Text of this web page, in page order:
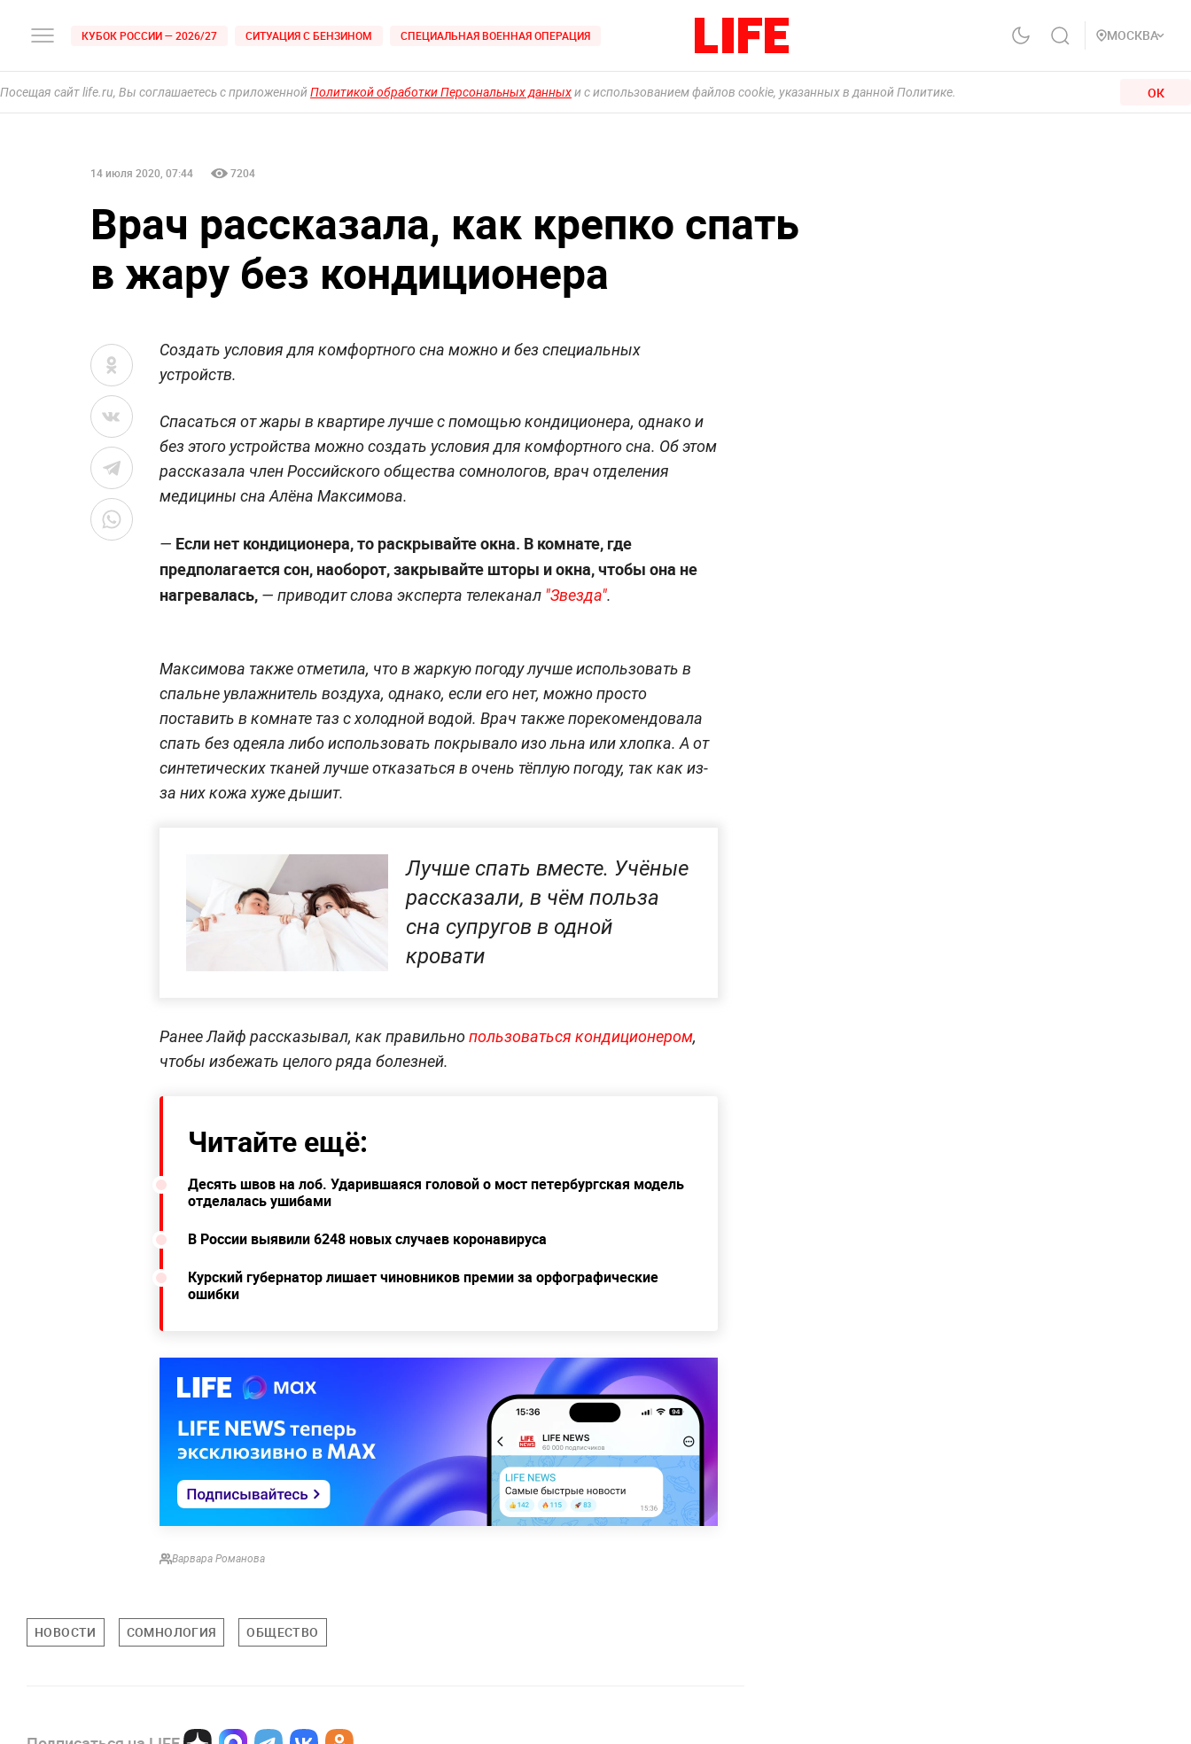
КУБОК РОССИИ — 2026/27 СИТУАЦИЯ С БЕНЗИНОМ СПЕЦИАЛЬНАЯ ВОЕННАЯ ОПЕРАЦИЯ МОСКВА
Посещая сайт life.ru, Вы соглашаетесь с приложеннойПолитикой обработки Персональных данныхи с использованием файлов cookie, указанных в данной Политике. ОК
14 июля 2020, 07:44 7204
Врач рассказала, как крепко спать
в жару без кондиционера
Создать условия для комфортного сна можно и без специальных
устройств.
Спасаться от жары в квартире лучше с помощью кондиционера, однако и
без этого устройства можно создать условия для комфортного сна. Об этом
рассказала член Российского общества сомнологов, врач отделения
медицины сна Алёна Максимова.
— Если нет кондиционера, то раскрывайте окна. В комнате, где
предполагается сон, наоборот, закрывайте шторы и окна, чтобы она не
нагревалась, — приводит слова эксперта телеканал "Звезда".
Максимова также отметила, что в жаркую погоду лучше использовать в
спальне увлажнитель воздуха, однако, если его нет, можно просто
поставить в комнате таз с холодной водой. Врач также порекомендовала
спать без одеяла либо использовать покрывало изо льна или хлопка. А от
синтетических тканей лучше отказаться в очень тёплую погоду, так как из-
за них кожа хуже дышит.
Лучше спать вместе. Учёные
рассказали, в чём польза
сна супругов в одной
кровати
Ранее Лайф рассказывал, как правильнопользоваться кондиционером,
чтобы избежать целого ряда болезней.
Читайте ещё:
Десять швов на лоб. Ударившаяся головой о мост петербургская модель
отделалась ушибами
В России выявили 6248 новых случаев коронавируса
Курский губернатор лишает чиновников премии за орфографические
ошибки
Варвара Романова
НОВОСТИ СОМНОЛОГИЯ ОБЩЕСТВО